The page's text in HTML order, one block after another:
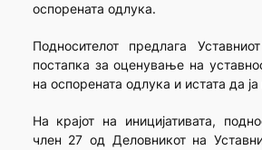
оспорената одлука.
Подносителот предлага
постапка за оценување на
на оспорената одлука и истата да
На крајот на иницијативата,
член 27 од Деловникот на